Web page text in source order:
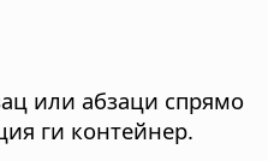
или абзаци спрямо
ги контейнер.